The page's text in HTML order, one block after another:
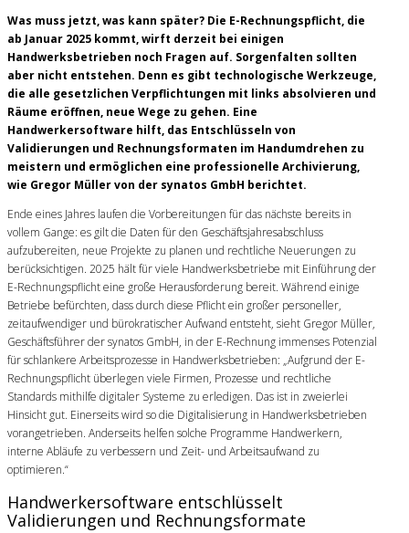
Was muss jetzt, was kann später? Die E-Rechnungspflicht, die
ab Januar 2025 kommt, wirft derzeit bei einigen
Handwerksbetrieben noch Fragen auf. Sorgenfalten sollten
aber nicht entstehen. Denn es gibt technologische Werkzeuge,
die alle gesetzlichen Verpflichtungen mit links absolvieren und
Räume eröffnen, neue Wege zu gehen. Eine
Handwerkersoftware hilft, das Entschlüsseln von
Validierungen und Rechnungsformaten im Handumdrehen zu
meistern und ermöglichen eine professionelle Archivierung,
wie Gregor Müller von der synatos GmbH berichtet.
Ende eines Jahres laufen die Vorbereitungen für das nächste bereits in
vollem Gange: es gilt die Daten für den Geschäftsjahresabschluss
aufzubereiten, neue Projekte zu planen und rechtliche Neuerungen zu
berücksichtigen. 2025 hält für viele Handwerksbetriebe mit Einführung der
E-Rechnungspflicht eine große Herausforderung bereit. Während einige
Betriebe befürchten, dass durch diese Pflicht ein großer personeller,
zeitaufwendiger und bürokratischer Aufwand entsteht, sieht Gregor Müller,
Geschäftsführer der synatos GmbH, in der E-Rechnung immenses Potenzial
für schlankere Arbeitsprozesse in Handwerksbetrieben: „Aufgrund der E-
Rechnungspflicht überlegen viele Firmen, Prozesse und rechtliche
Standards mithilfe digitaler Systeme zu erledigen. Das ist in zweierlei
Hinsicht gut. Einerseits wird so die Digitalisierung in Handwerksbetrieben
vorangetrieben. Anderseits helfen solche Programme Handwerkern,
interne Abläufe zu verbessern und Zeit- und Arbeitsaufwand zu
optimieren.“
Handwerkersoftware entschlüsselt
Validierungen und Rechnungsformate